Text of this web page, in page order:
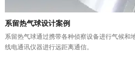
系留热气球设计案例
系留热气球通过携带各种侦察设备进行气候和
线电通讯仪器进行远距离通信。